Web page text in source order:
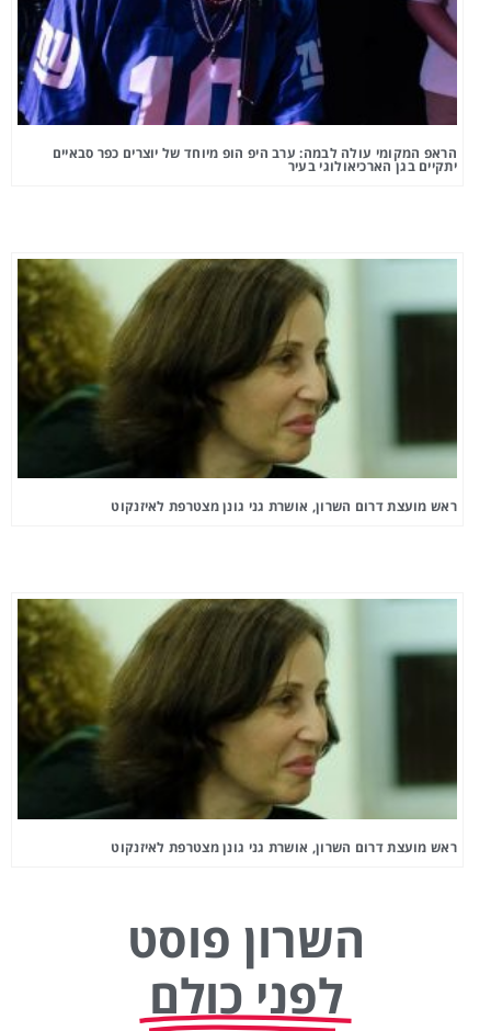
הראפ המקומי עולה לבמה: ערב היפ הופ מיוחד של יוצרים כפר סבאיים
יתקיים בגן הארכיאולוגי בעיר
ראש מועצת דרום השרון, אושרת גני גונן מצטרפת לאיזנקוט
ראש מועצת דרום השרון, אושרת גני גונן מצטרפת לאיזנקוט
השרון פוסט
לפני כולם